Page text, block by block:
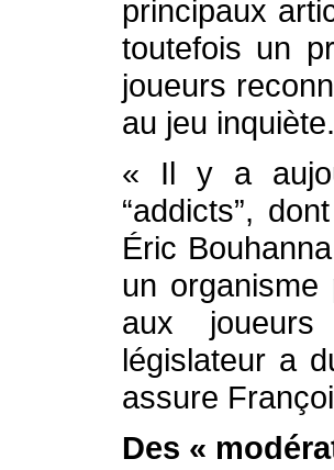
principaux
toutefois un
joueurs
au jeu inquiète.
« Il y a
“addicts”,
Éric
un organisme
aux
législateur a
assure
Des «